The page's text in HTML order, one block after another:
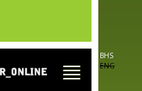
BHS
ENG